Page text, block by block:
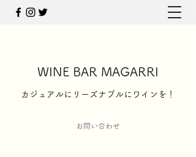
WINE BAR MAGARRI
​カジュアルにリーズナブルにワインを！
お問い合わせ